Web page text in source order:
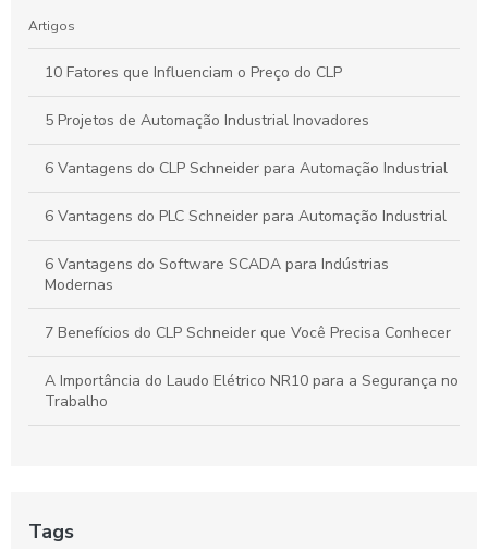
Artigos
10 Fatores que Influenciam o Preço do CLP
5 Projetos de Automação Industrial Inovadores
6 Vantagens do CLP Schneider para Automação Industrial
6 Vantagens do PLC Schneider para Automação Industrial
6 Vantagens do Software SCADA para Indústrias
Modernas
7 Benefícios do CLP Schneider que Você Precisa Conhecer
A Importância do Laudo Elétrico NR10 para a Segurança no
Trabalho
Sua Empresa
Tags